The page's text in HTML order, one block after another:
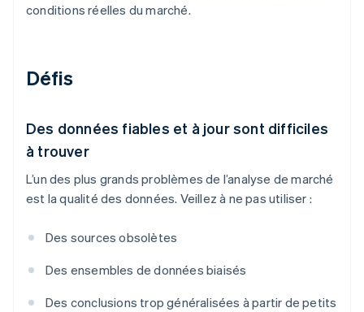
conditions réelles du marché.
Défis
Des données fiables et à jour sont difficiles
à trouver
L’un des plus grands problèmes de l’analyse de marché
est la qualité des données. Veillez à ne pas utiliser :
Des sources obsolètes
Des ensembles de données biaisés
Des conclusions trop généralisées à partir de petits